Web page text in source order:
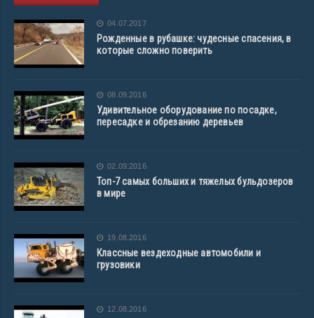
04.07.2017
Рожденные в рубашке: чудесные спасения, в
которые сложно поверить
08.09.2016
Удивительное оборудование по посадке,
пересадке и обрезанию деревьев
02.09.2016
Топ-7 самых больших и тяжелых бульдозеров
в мире
19.08.2016
Классные вездеходные автомобили и
грузовики
12.08.2016